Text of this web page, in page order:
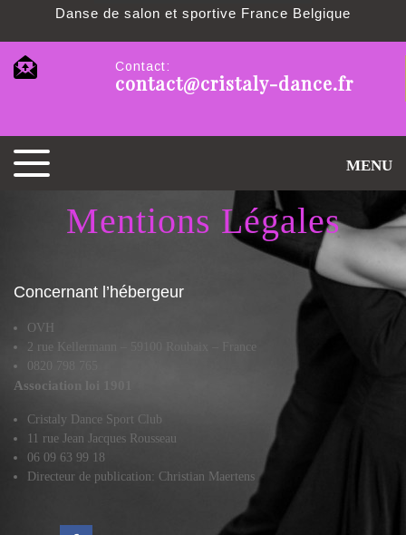
Danse de salon et sportive France Belgique
Contact:
contact@cristaly-dance.fr
MENU
Mentions Légales
Concernant l’hébergeur
OVH
2 rue Kellermann – 59100 Roubaix – France
0820 798 765
Association loi 1901
Cristaly Dance Sport Club
11 rue Jean Jacques Rousseau
06 09 63 99 18
Directeur de publication: Christian Maertens